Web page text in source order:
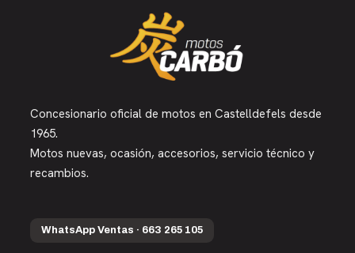
Concesionario oficial de motos en Castelldefels desde
1965.
Motos nuevas, ocasión, accesorios, servicio técnico y
recambios.
WhatsApp Ventas · 663 265 105